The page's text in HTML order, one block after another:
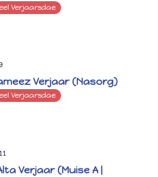
Verjaarsdae
Verjaar (Nasorg)
Verjaarsdae
Verjaar (Muise A |